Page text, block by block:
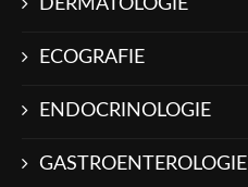
DERMATOLOGIE
ECOGRAFIE
ENDOCRINOLOGIE
GASTROENTEROLOGIE